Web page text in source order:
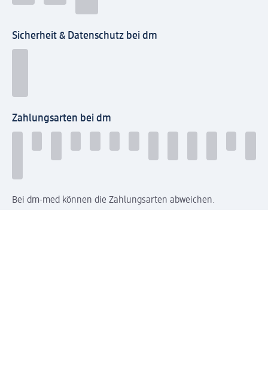
Sicherheit & Datenschutz bei dm
Zahlungsarten bei dm
Bei dm-med können die Zahlungsarten abweichen.